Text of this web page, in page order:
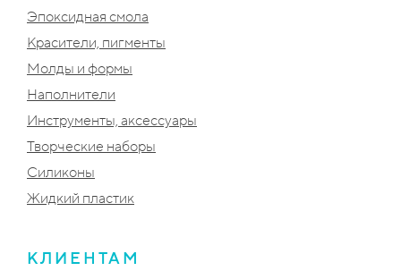
Эпоксидная смола
Красители, пигменты
Молды и формы
Наполнители
Инструменты, аксессуары
Творческие наборы
Силиконы
Жидкий пластик
КЛИЕНТАМ